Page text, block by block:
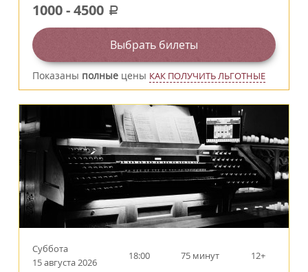
1000-4500 a
Выбрать билеты
Показаны полные цены КАК ПОЛУЧИТЬ ЛЬГОТНЫЕ
Суббота
15 августа 2026
18:00 75 минут 12+